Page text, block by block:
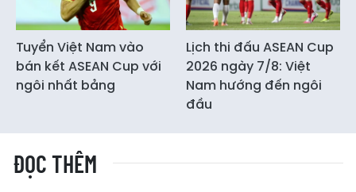
Tuyển Việt Nam vào
bán kết ASEAN Cup với
ngôi nhất bảng
Lịch thi đấu ASEAN Cup
2026 ngày 7/8: Việt
Nam hướng đến ngôi
đầu
ĐỌC THÊM